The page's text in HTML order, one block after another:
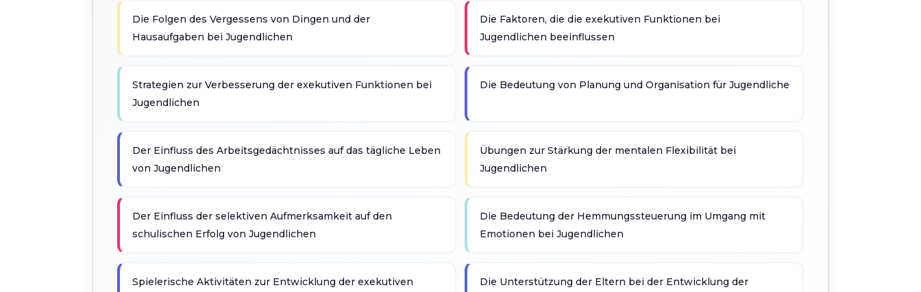
Die Folgen des Vergessens von Dingen und der
Hausaufgaben bei Jugendlichen
Die Faktoren, die die exekutiven Funktionen bei
Jugendlichen beeinflussen
Strategien zur Verbesserung der exekutiven Funktionen bei
Jugendlichen
Die Bedeutung von Planung und Organisation für Jugendliche
Der Einfluss des Arbeitsgedächtnisses auf das tägliche Leben
von Jugendlichen
Übungen zur Stärkung der mentalen Flexibilität bei
Jugendlichen
Der Einfluss der selektiven Aufmerksamkeit auf den
schulischen Erfolg von Jugendlichen
Die Bedeutung der Hemmungssteuerung im Umgang mit
Emotionen bei Jugendlichen
Spielerische Aktivitäten zur Entwicklung der exekutiven
Die Unterstützung der Eltern bei der Entwicklung der